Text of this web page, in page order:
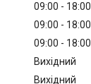
09:00
18:00
09:00
18:00
09:00
18:00
Вихідний
Вихідний